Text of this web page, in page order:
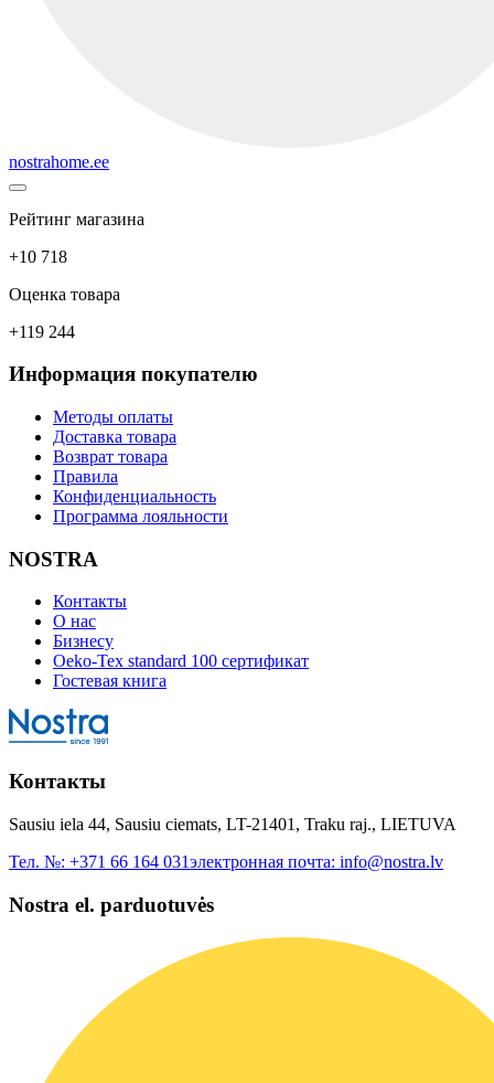
nostrahome.ee
Рейтинг магазина
+10 718
Оценка товара
+119 244
Информация покупателю
Методы оплаты
Доставка товара
Возврат товара
Правила
Конфиденциальность
Программа лояльности
NOSTRA
Контакты
О нас
Бизнесу
Oeko-Tex standard 100 сертификат
Гостевая книга
Контакты
Sausiu iela 44, Sausiu ciemats, LT-21401, Traku raj., LIETUVA
Тел. №: +371 66 164 031электронная почта: info@nostra.lv
Nostra el. parduotuvės